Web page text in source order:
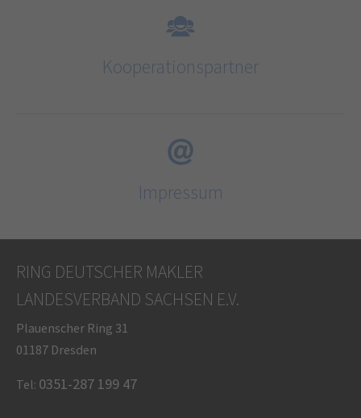
Kooperationspartner
Impressum
RING DEUTSCHER MAKLER
LANDESVERBAND SACHSEN E.V.
Plauenscher Ring 31
01187 Dresden
Tel: 0351-287 199 47